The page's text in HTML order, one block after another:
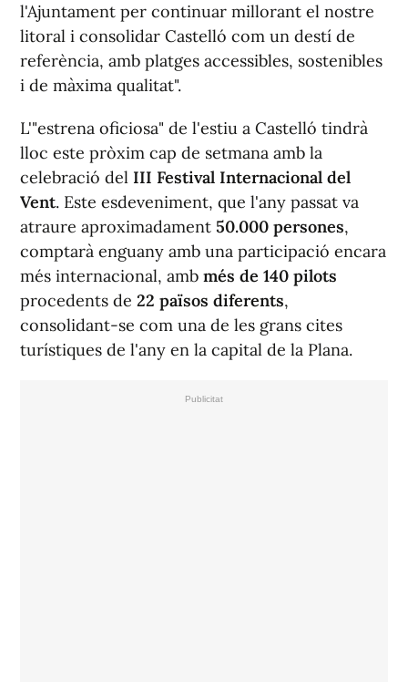
l'Ajuntament per continuar millorant el nostre
litoral i consolidar Castelló com un destí de
referència, amb platges accessibles, sostenibles
i de màxima qualitat".
L'"estrena oficiosa" de l'estiu a Castelló tindrà
lloc este pròxim cap de setmana amb la
celebració del III Festival Internacional del
Vent. Este esdeveniment, que l'any passat va
atraure aproximadament 50.000 persones,
comptarà enguany amb una participació encara
més internacional, amb més de 140 pilots
procedents de 22 països diferents,
consolidant-se com una de les grans cites
turístiques de l'any en la capital de la Plana.